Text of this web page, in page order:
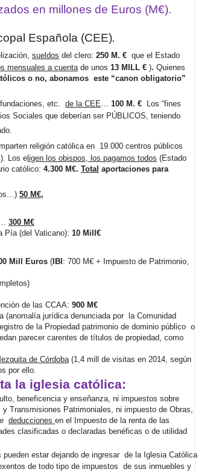
en millones de Euros (M€).
Española (CEE).
sueldos del clero:250 M. € que el Estado
mensuales a cuentade unos13 MILL € ). Quienes
o no, abonamos este “canon obligatorio”
etc. de la CEE…100 M. €
Los “fines
Sociales que deberían ser PÚBLICOS, teniendo
religión católica en 19.000 centros públicos
Los e ligen los obispos, los pagamos todos (Estado
católico:4.300 M€.Total aportaciones para
50 M€,
300 M€
Pía (del Vaticano):10 Mill€
Mill Euros ( IBI : 700 M€ + Impuesto de Patrimonio,
de las CCAA:900 M€
(anomalía jurídica denunciada por
la Comunidad
de la Propiedad patrimonio de dominio público o
parecer carentes de títulos de propiedad, como
de Córdoba(1,4 mill de visitas en 2014, según
por ello.
la iglesia católica:
beneficencia y enseñanza, ni impuestos sobre
Transmisiones Patrimoniales, ni impuesto de Obras,
deducciones en el Impuesto de la renta de las
clasificadas o declaradas benéficas o de utilidad
estar dejando de ingresar de la Iglesia Católica
de todo tipo de impuestos de sus inmuebles y